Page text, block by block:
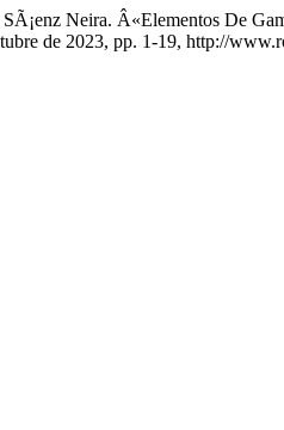
Neira. Â«Elementos De
de 2023, pp. 1-19, http://